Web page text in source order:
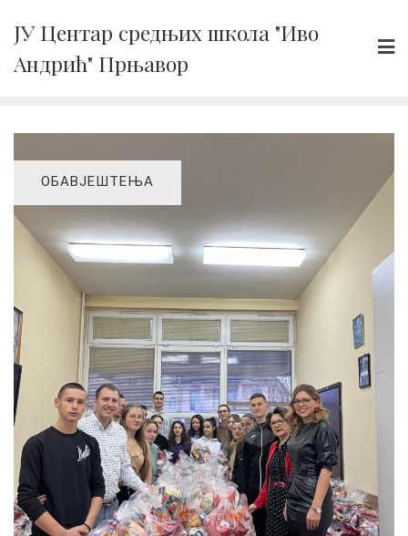
content
ЈУ Центар средњих школа "Иво
Андрић" Прњавор
ОБАВЈЕШТЕЊА